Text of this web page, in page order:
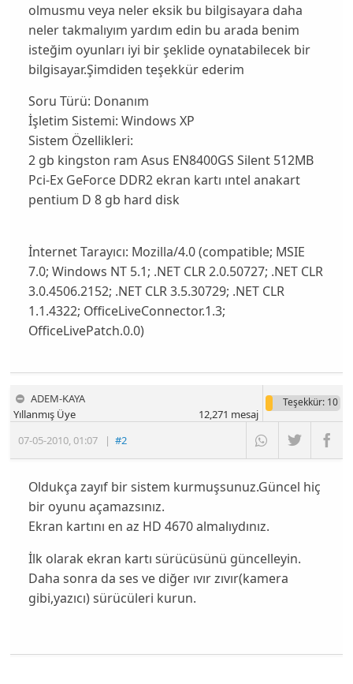
olmusmu veya neler eksik bu bilgisayara daha
neler takmalıyım yardım edin bu arada benim
isteğim oyunları iyi bir şeklide oynatabilecek bir
bilgisayar.Şimdiden teşekkür ederim
Soru Türü: Donanım
İşletim Sistemi: Windows XP
Sistem Özellikleri:
2 gb kingston ram Asus EN8400GS Silent 512MB
Pci-Ex GeForce DDR2 ekran kartı ıntel anakart
pentium D 8 gb hard disk
İnternet Tarayıcı: Mozilla/4.0 (compatible; MSIE
7.0; Windows NT 5.1; .NET CLR 2.0.50727; .NET CLR
3.0.4506.2152; .NET CLR 3.5.30729; .NET CLR
1.1.4322; OfficeLiveConnector.1.3;
OfficeLivePatch.0.0)
ADEM-KAYA
07-05-2010,01:07 |#2
Yıllanmış Üye
Teşekkür: 10
12,271 mesaj
Oldukça zayıf bir sistem kurmuşsunuz.Güncel hiç
bir oyunu açamazsınız.
Ekran kartını en az HD 4670 almalıydınız.
İlk olarak ekran kartı sürücüsünü güncelleyin.
Daha sonra da ses ve diğer ıvır zıvır(kamera
gibi,yazıcı) sürücüleri kurun.